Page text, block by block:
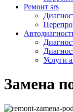
Ремонт srs
Услуги
Замена